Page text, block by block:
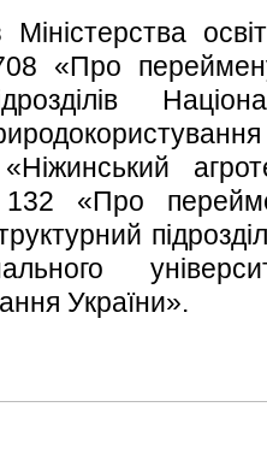
«Про
«Про
України».